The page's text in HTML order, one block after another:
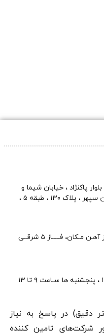
پاکنژاد ، خیابان شیما و
شهرزاد زند وکیلی غربی ، ساختمان سپهر ، پلاک ۱۳۰ ، طبقه ۵ ،
مـکان، فـــــاز ۵ شرقــی
دقيق) در پاسخ به نیاز
شرکت‌های تامین کننده